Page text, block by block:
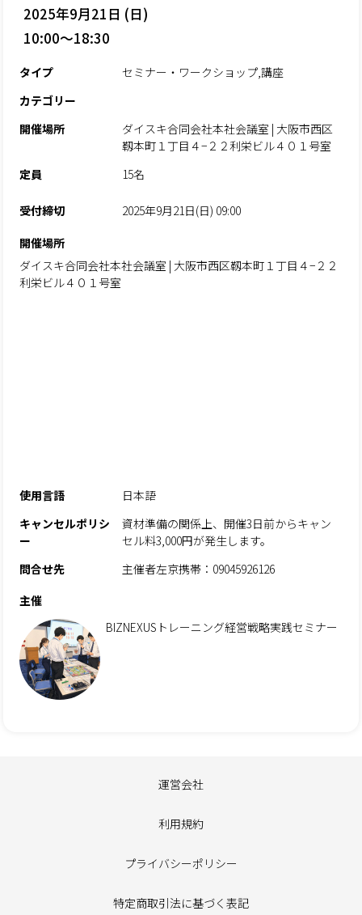
2025年9月21日 (日)
10:00～18:30
タイプ
セミナー・ワークショップ,講座
カテゴリー
開催場所
ダイスキ合同会社本社会議室 | 大阪市西区
靱本町１丁目４−２２利栄ビル４０１号室
定員
15名
受付締切
2025年9月21日(日) 09:00
開催場所
ダイスキ合同会社本社会議室 | 大阪市西区靱本町１丁目４−２２
利栄ビル４０１号室
使用言語
日本語
キャンセルポリシ
ー
資材準備の関係上、開催3日前からキャン
セル料3,000円が発生します。
問合せ先
主催者左京携帯：09045926126
主催
BIZNEXUSトレーニング経営戦略実践セミナー
運営会社
利用規約
プライバシーポリシー
特定商取引法に基づく表記